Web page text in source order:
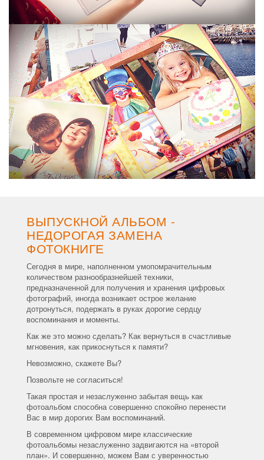
ВЫПУСКНОЙ АЛЬБОМ -
НЕДОРОГАЯ ЗАМЕНА
ФОТОКНИГЕ
Сегодня в мире, наполненном умопомрачительным
количеством разнообразнейшей техники,
предназначенной для получения и хранения цифровых
фотографий, иногда возникает острое желание
дотронуться, подержать в руках дорогие сердцу
воспоминания и моменты.
Как же это можно сделать? Как вернуться в счастливые
мгновения, как прикоснуться к памяти?
Невозможно, скажете Вы?
Позвольте не согласиться!
Такая простая и незаслуженно забытая вещь как
фотоальбом способна совершенно спокойно перенести
Вас в мир дорогих Вам воспоминаний.
В современном цифровом мире классические
фотоальбомы незаслуженно задвигаются на «второй
план». И совершенно, можем Вам с уверенностью